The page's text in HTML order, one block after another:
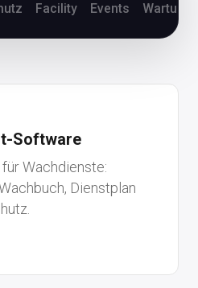
Facility Events Wartung
Software
Wachdienste:
Dienstplan